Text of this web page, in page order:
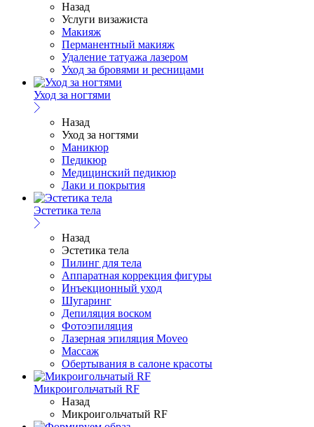
Назад
Услуги визажиста
Макияж
Перманентный макияж
Удаление татуажа лазером
Уход за бровями и ресницами
Уход за ногтями
Назад
Уход за ногтями
Маникюр
Педикюр
Медицинский педикюр
Лаки и покрытия
Эстетика тела
Назад
Эстетика тела
Пилинг для тела
Аппаратная коррекция фигуры
Инъекционный уход
Шугаринг
Депиляция воском
Фотоэпиляция
Лазерная эпиляция Moveo
Массаж
Обертывания в салоне красоты
Микроигольчатый RF
Назад
Микроигольчатый RF